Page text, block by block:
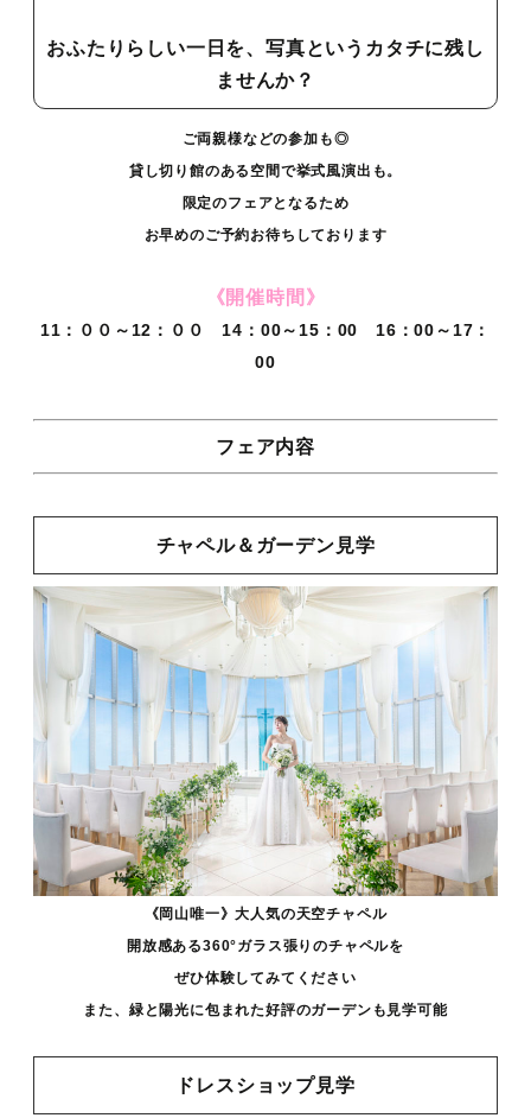
おふたりらしい一日を、写真というカタチに残し
ませんか？
ご両親様などの参加も◎
貸し切り館のある空間で挙式風演出も。
限定のフェアとなるため
お早めのご予約お待ちしております
《開催時間》
11：００～12：００ 14：00～15：00 16：00～17：
00
フェア内容
チャペル＆ガーデン見学
《岡山唯一》大人気の天空チャペル
開放感ある360°ガラス張りのチャペルを
ぜひ体験してみてください
また、緑と陽光に包まれた好評のガーデンも見学可能
ドレスショップ見学